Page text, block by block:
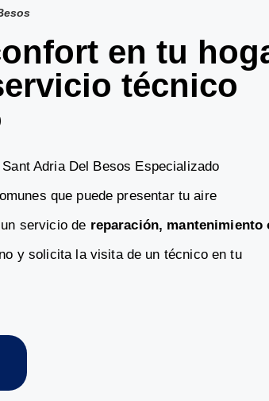
en tu
técnico
Adria Del Besos Especializado
que puede presentar tu aire
servicio de reparación, mantenimiento
y solicita la visita de un técnico en tu